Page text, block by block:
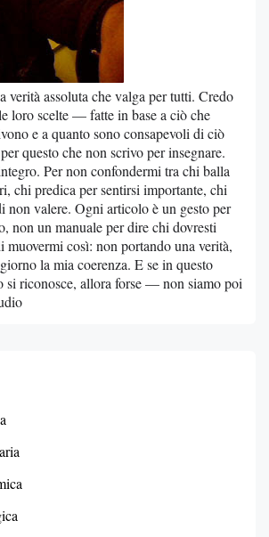
verità assoluta che valga per tutti. Credo
loro scelte — fatte in base a ciò che
e a quanto sono consapevoli di ciò
questo che non scrivo per insegnare.
Per non confondermi tra chi balla
chi predica per sentirsi importante, chi
non valere. Ogni articolo è un gesto per
non un manuale per dire chi dovresti
muovermi così: non portando una verità,
la mia coerenza. E se in questo
si riconosce, allora forse — non siamo poi